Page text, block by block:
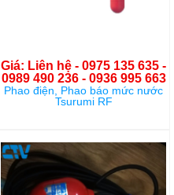
Giá: Liên hệ - 0975 135 635 -
0989 490 236 - 0936 995 663
Phao điện, Phao báo mức nước
Tsurumi RF